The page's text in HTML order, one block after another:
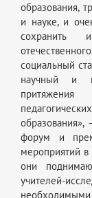
образования,
и науке, и
сохранить
социальный
научный и
притяжения
форум и
мероприятий в
они
учителей-